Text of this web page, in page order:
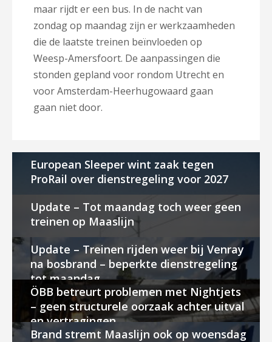
maar rijdt er een bus. In de nacht van
zondag op maandag zijn er werkzaamheden
die de laatste treinen beïnvloeden op
Weesp-Amersfoort. De aanpassingen die
stonden gepland voor rondom Utrecht en
voor Amsterdam-Heerhugowaard gaan
gaan niet door.
European Sleeper wint zaak tegen
ProRail over dienstregeling voor 2027
Update – Tot maandag toch weer geen
treinen op Maaslijn
Update – Treinen rijden weer bij Venray
na bosbrand – beperkte dienstregeling
tot maandag
ÖBB betreurt problemen met Nightjets
– geen structurele oorzaak achter uitval
en vertragingen
Brand stremt Maaslijn ook op woensdag